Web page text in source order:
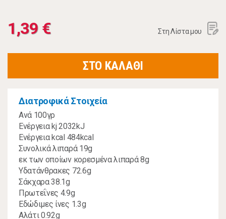
1,39 € Στη Λίστα μου
ΣΤΟ ΚΑΛΑΘΙ
Διατροφικά Στοιχεία
Ανά 100γρ
Ενέργεια kj 2032kJ
Ενέργεια kcal 484kcal
Συνολικά λιπαρά 19g
εκ των οποίων κορεσμένα λιπαρά 8g
Υδατάνθρακες 72.6g
Σάκχαρα 38.1g
Πρωτεΐνες 4.9g
Εδώδιμες ίνες 1.3g
Αλάτι 0.92g